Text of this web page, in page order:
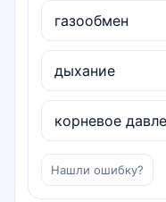
газообмен
дыхание
корневое
Нашли ошибку?